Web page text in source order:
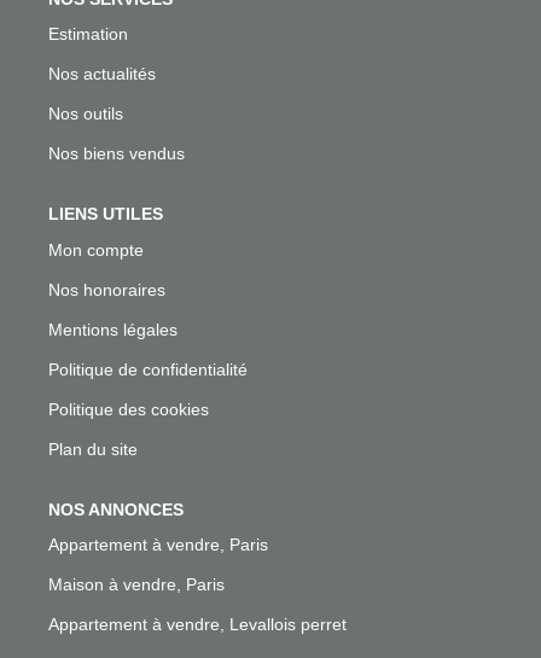
Estimation
Nos actualités
Nos outils
Nos biens vendus
LIENS UTILES
Mon compte
Nos honoraires
Mentions légales
Politique de confidentialité
Politique des cookies
Plan du site
NOS ANNONCES
Appartement à vendre, Paris
Maison à vendre, Paris
Appartement à vendre, Levallois perret